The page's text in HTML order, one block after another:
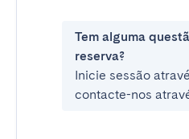
Tem alguma
reserva?
Inicie sessão
contacte-nos